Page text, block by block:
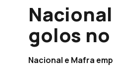
golos
Nacional e Mafra